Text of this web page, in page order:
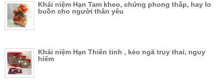
Khái niệm Hạn Tam kheo, chứng phong thấp, hay lo
buồn cho người thân yêu
Khái niệm Hạn Thiên tinh , kẻo ngã trụy thai, nguy
hiểm